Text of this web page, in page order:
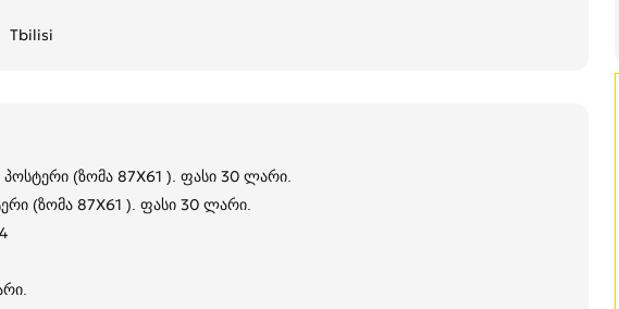
Tbilisi
პოსტერი (ზომა 87X61 ). ფასი 30 ლარი.
(ზომა 87X61 ). ფასი 30 ლარი.